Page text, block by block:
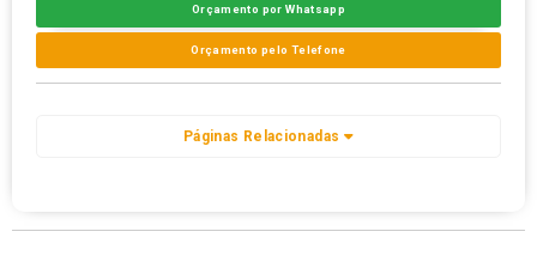
Orçamento por Whatsapp
Orçamento pelo Telefone
Páginas Relacionadas